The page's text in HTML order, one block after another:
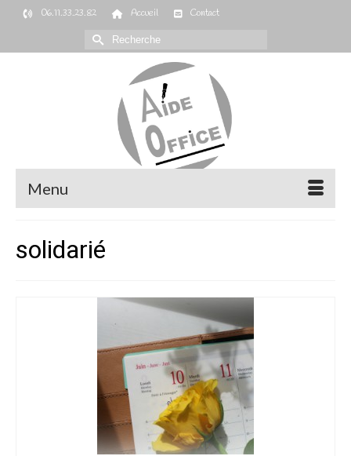
06.11.33.23.82 Accueil
Contact
Rechercher :
Menu
solidarié